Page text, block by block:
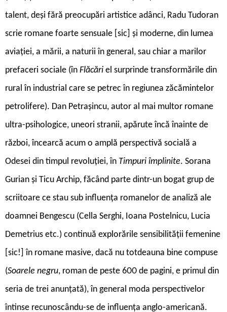
talent, deși fără preocupări artistice adânci, Radu Tudoran
scrie romane foarte sensuale [sic] și moderne, din lumea
aviației, a mării, a naturii în general, sau chiar a marilor
prefaceri sociale (în Flăcări el surprinde transformările din
rural în industrial care se petrec în regiunea zăcămintelor
petrolifere). Dan Petrașincu, autor al mai multor romane
ultra-psihologice, uneori stranii, apărute încă înainte de
război, încearcă acum o amplă perspectivă socială a
Odesei din timpul revoluției, în Timpuri împlinite. Sorana
Gurian și Ticu Archip, făcând parte dintr-un bogat grup de
scriitoare ce stau sub influența romanelor de analiză ale
doamnei Bengescu (Cella Serghi, Ioana Postelnicu, Lucia
Demetrius etc.) continuă explorările sensibilității femenine
[sic!] în romane masive, dacă nu totdeauna bine compuse
(Soarele negru, roman de peste 600 de pagini, e primul din
seria de trei anunțată), în general moda perspectivelor
întinse recunoscându-se de influența anglo-americană.